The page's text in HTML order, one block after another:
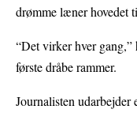
drømme læner hovedet
“Det virker hver gang,”
første dråbe rammer.
Journalisten udarbejder